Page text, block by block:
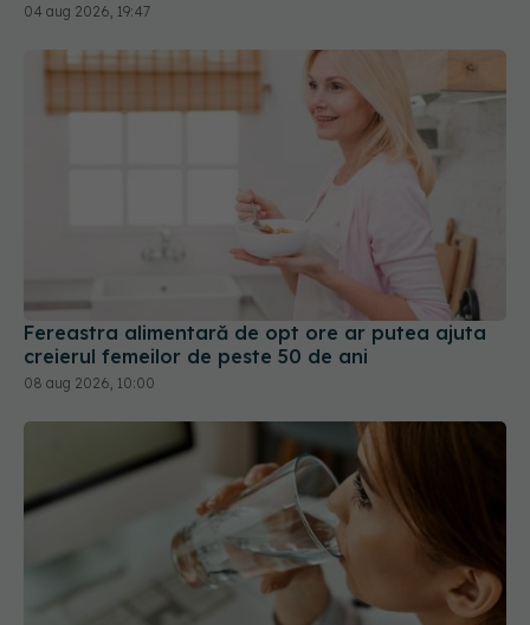
04 aug 2026, 19:47
Fereastra alimentară de opt ore ar putea ajuta
creierul femeilor de peste 50 de ani
08 aug 2026, 10:00